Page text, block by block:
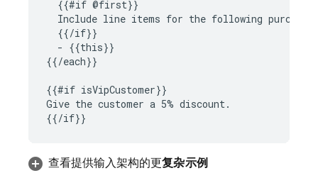
  {{#if @first}}
Include line items for the following
  {{/if}}
  - {{this}}
{{/each}}
{{#if isVipCustomer}}
Give the customer a 5% discount.
查看提供输入架构的更复杂示例